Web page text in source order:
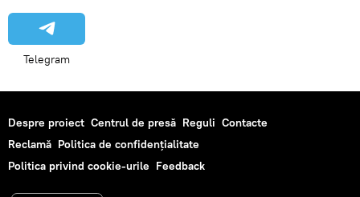
Telegram
Despre proiect Centrul de presă Reguli Contacte
Reclamă Politica de confidențialitate
Politica privind cookie-urile Feedback